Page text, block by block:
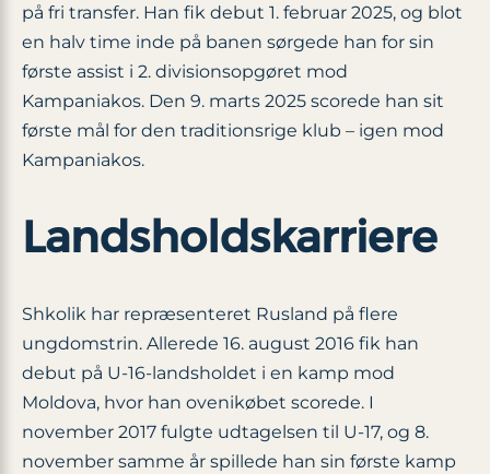
på fri transfer. Han fik debut 1. februar 2025, og blot
en halv time inde på banen sørgede han for sin
første assist i 2. divisionsopgøret mod
Kampaniakos. Den 9. marts 2025 scorede han sit
første mål for den traditionsrige klub – igen mod
Kampaniakos.
Landsholdskarriere
Shkolik har repræsenteret Rusland på flere
ungdomstrin. Allerede 16. august 2016 fik han
debut på U-16-landsholdet i en kamp mod
Moldova, hvor han ovenikøbet scorede. I
november 2017 fulgte udtagelsen til U-17, og 8.
november samme år spillede han sin første kamp